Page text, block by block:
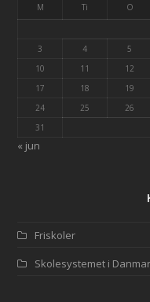
M Ti O
3
4 5
10
11 12
17
18 19
24
25 26
31
« jun
Friskoler
Skolesystemet i